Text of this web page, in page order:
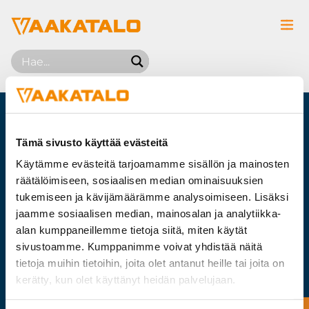
Tämä sivusto käyttää evästeitä
Käytämme evästeitä tarjoamamme sisällön ja mainosten
räätälöimiseen, sosiaalisen median ominaisuuksien
tukemiseen ja kävijämäärämme analysoimiseen. Lisäksi
jaamme sosiaalisen median, mainosalan ja analytiikka-
alan kumppaneillemme tietoja siitä, miten käytät
sivustoamme. Kumppanimme voivat yhdistää näitä
tietoja muihin tietoihin, joita olet antanut heille tai joita on
kerätty, kun olet käyttänyt heidän palvelujaan.
PUNNITTUA
PALVELUA
Vaakatalo Oy
Vestonkatu 11